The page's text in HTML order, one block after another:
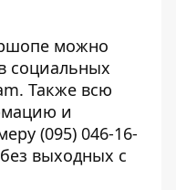
можно
социальных
. Также всю
и
(095) 046-16-
выходных с